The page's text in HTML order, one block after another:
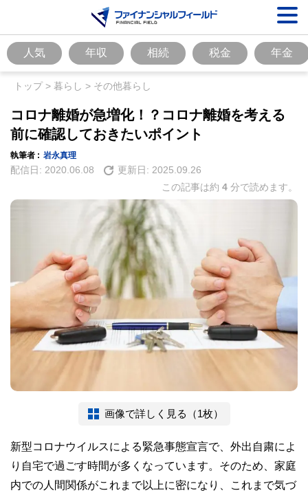
人気 年収 相続 税金 年金
トップ> 暮らし > その他暮らし
コロナ離婚が急増化！？コロナ離婚を考える
前に確認しておきたいポイント
執筆者 : 岩永真理
配信日: 2020.06.08 更新日: 2025.09.26
この記事は約 4 分で読めます。
画像で詳しく見る（1枚）
新型コロナウイルスによる緊急事態宣言で、外出自粛によ
り自宅で過ごす時間が多くなっています。そのため、家庭
内での人間関係がこれまで以上に密になり、これまで気づ